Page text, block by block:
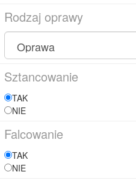
Rodzaj oprawy
Sztancowanie
TAK
NIE
Falcowanie
TAK
NIE